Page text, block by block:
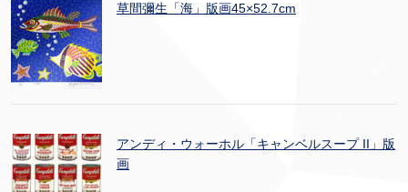
草間彌生「海」版画45×52.7cm
アンディ・ウォーホル「キャンベルスープ II」版
画